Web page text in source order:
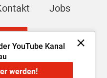
YouTube Kanal
werden!
Jobs
Cookie-Einstellungen